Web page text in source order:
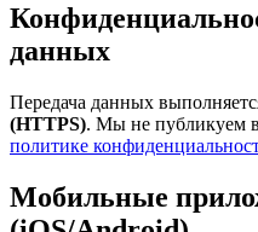
данных
Передача данных
(HTTPS). Мы не публикуем
политике
Мобильные